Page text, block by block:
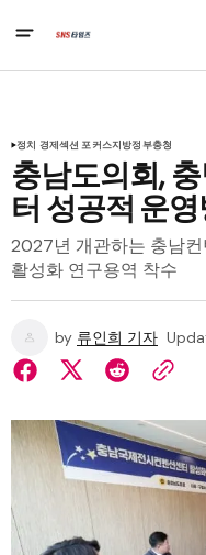
정치 경제섹션 포커스지방정부충청
충남도의회,
터 성공적 운
2027년 개관하는 충남
활성화 연구용역 착수
by 류인희 기자